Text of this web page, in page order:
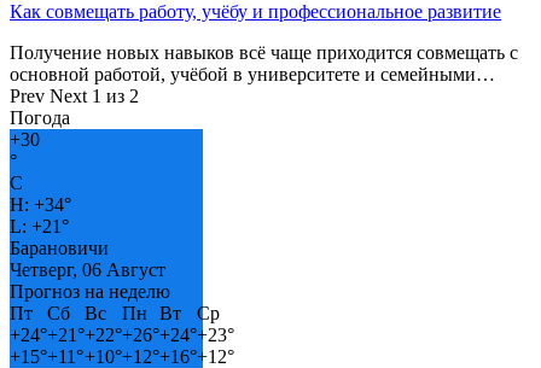
Как совмещать работу, учёбу и профессиональное развитие
Получение новых навыков всё чаще приходится совмещать с
основной работой, учёбой в университете и семейными…
Prev Next 1 из 2
Погода
+30
°
C
H: +34°
L: +21°
Барановичи
Четверг, 06 Август
Прогноз на неделю
Пт
Сб Вс Пн Вт
Ср
+24°+21°+22°+26°+24°+23°
+15°+11°+10°+12°+16°+12°